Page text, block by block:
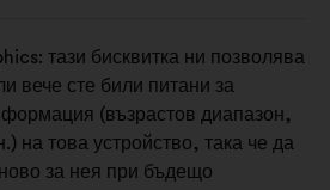
тази бисквитка ни позволява
вече сте били питани за
(възрастов диапазон,
на това устройство, така че да
за нея при бъдещо